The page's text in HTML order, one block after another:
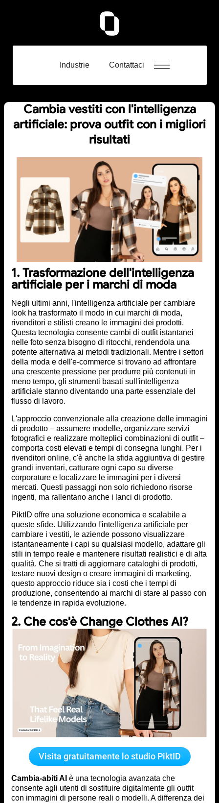
Industrie Contattaci
Cambia vestiti con l'intelligenza
artificiale: prova outfit con i migliori
risultati
1. Trasformazione dell'intelligenza
artificiale per i marchi di moda
Negli ultimi anni, l'intelligenza artificiale per cambiare
look ha trasformato il modo in cui marchi di moda,
rivenditori e stilisti creano le immagini dei prodotti.
Questa tecnologia consente cambi di outfit istantanei
nelle foto senza bisogno di ritocchi, rendendola una
potente alternativa ai metodi tradizionali. Mentre i settori
della moda e dell'e-commerce si trovano ad affrontare
una crescente pressione per produrre più contenuti in
meno tempo, gli strumenti basati sull'intelligenza
artificiale stanno diventando una parte essenziale del
flusso di lavoro.
L'approccio convenzionale alla creazione delle immagini
di prodotto – assumere modelle, organizzare servizi
fotografici e realizzare molteplici combinazioni di outfit –
comporta costi elevati e tempi di consegna lunghi. Per i
rivenditori online, c'è anche la sfida aggiuntiva di gestire
grandi inventari, catturare ogni capo su diverse
corporature e localizzare le immagini per i diversi
mercati. Questi passaggi non solo richiedono risorse
ingenti, ma rallentano anche i lanci di prodotto.
PiktID offre una soluzione economica e scalabile a
queste sfide. Utilizzando l'intelligenza artificiale per
cambiare i vestiti, le aziende possono visualizzare
istantaneamente i capi su qualsiasi modello, adattare gli
stili in tempo reale e mantenere risultati realistici e di alta
qualità. Che si tratti di aggiornare cataloghi di prodotti,
testare nuovi design o creare immagini di marketing,
questo approccio riduce sia i costi che i tempi di
produzione, consentendo ai marchi di stare al passo con
le tendenze in rapida evoluzione.
2. Che cos'è Change Clothes AI?
Visita gratuitamente lo studio PiktID
Cambia-abiti AI è una tecnologia avanzata che
consente agli utenti di sostituire digitalmente gli outfit
con immagini di persone reali o modelli. A differenza dei